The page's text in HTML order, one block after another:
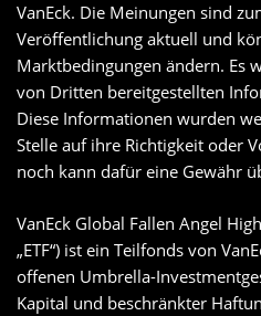
VanEck. Die Meinungen sind
Veröffentlichung aktuell und
Marktbedingungen ändern. Es
von Dritten bereitgestellten
Diese Informationen wurden
Stelle auf ihre Richtigkeit oder
noch kann dafür eine Gewähr
VanEck Global Fallen Angel
„ETF“) ist ein Teilfonds von
offenen Umbrella-
Kapital und beschränkter